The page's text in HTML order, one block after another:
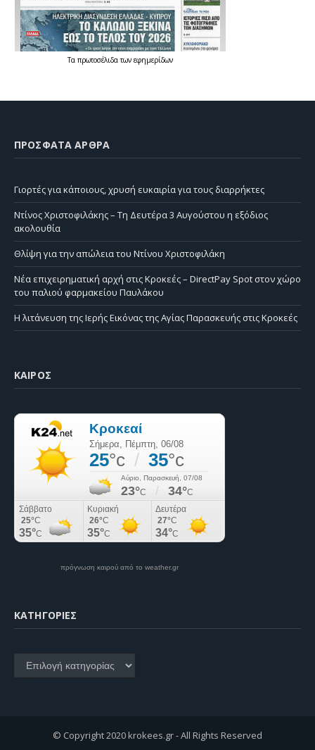
Τα πρωτοσέλιδατων εφημερίδων
ΠΡΌΣΦΑΤΑ ΆΡΘΡΑ
Γιορτές για κάποιους, χρυσή ευκαιρία για τους διαρρήκτες
Ντίνος Χριστοφιλάκης – Τη Δευτέρα 3 Αυγούστου η εξόδιος
ακολουθία
Θλίψη για την απώλεια του Ντίνου Χριστοφιλάκη
Νέα επιχειρηματική αρχή στις Κροκεές – DirectPay Spot στον χώρο
του παλιού φαρμακείου Παυλάκου
Η λιτάνευση της Ιερής Εικόνας της Αγίας Παρασκευής στις Κροκεές
ΚΑΙΡΌΣ
πρόγνωση καιρού από το weather.gr
KΑΤΗΓΟΡΊΕΣ
Kατηγορίες
© Copyright 2020 krokees.gr - All Rights Reserved